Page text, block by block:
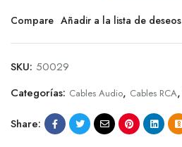
Compare Añadir a la lista de deseos
SKU: 50029
Categorías: Cables Audio, Cables RCA,
Share: